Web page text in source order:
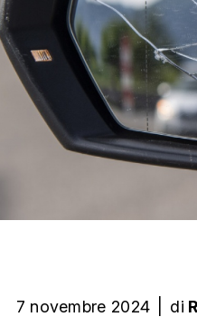
7 novembre 2024 di